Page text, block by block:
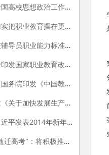
习近平在全国高校思想政治工作会议上的讲话
李克强：切实把职业教育摆在更加突出的位置
《高等学校辅导员职业能力标准（暂行）》发布
国务院关于印发国家职业教育改革实施方案的通知
中共中央、国务院印发《中国教育现代化2035》
国务院印发《关于加快发展生产性服务业促进产业结构调整升级的指导意见》
国家主席习近平发表2014年新年贺词
鲁昕回应"随迁高考"：将积极推进相关政策落实